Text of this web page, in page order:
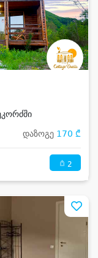
დაზოგე 170 ₾
2